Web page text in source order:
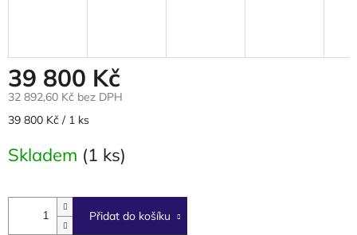
39 800 Kč
32 892,60 Kč bez DPH
Měrná
39 800 Kč / 1 ks
Skladem (1 ks)
Přidat do košíku